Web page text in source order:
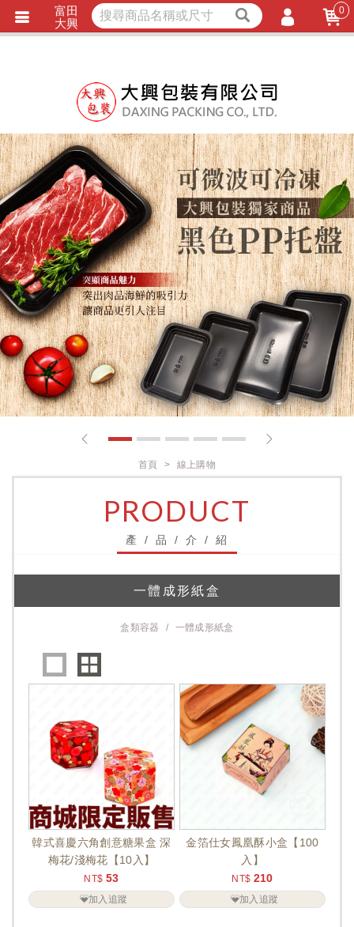
立即詢價 LINE詢問
1 2 3 4 5
首頁 線上購物
PRODUCT
產 / 品 / 介 / 紹
一體成形紙盒
盒類容器 一體成形紙盒
韓式喜慶六角創意糖果盒 深
梅花/淺梅花【10入】
NT$ 53
加入追蹤
金箔仕女鳳凰酥小盒【100
入】
NT$ 210
加入追蹤
富田
大興
0
會員註冊
忘記密碼
訂單查詢
TRACK LISTING追 / 蹤 / 清 / 單
匯款通知
獨家商品 耐熱內襯